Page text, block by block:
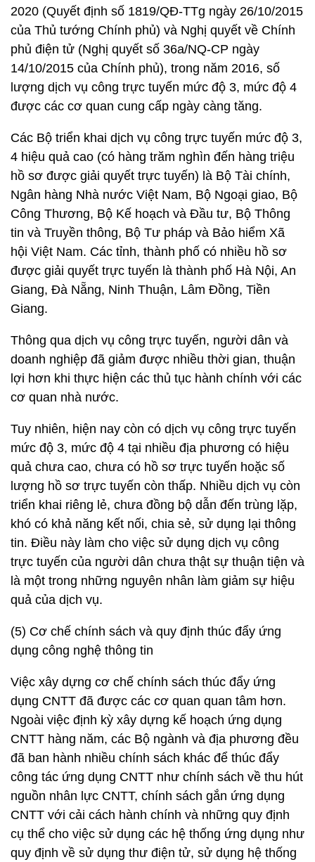
2020 (Quyết định số 1819/QĐ-TTg ngày 26/10/2015
của Thủ tướng Chính phủ) và Nghị quyết về Chính
phủ điện tử (Nghị quyết số 36a/NQ-CP ngày
14/10/2015 của Chính phủ), trong năm 2016, số
lượng dịch vụ công trực tuyến mức độ 3, mức độ 4
được các cơ quan cung cấp ngày càng tăng.
Các Bộ triển khai dịch vụ công trực tuyến mức độ 3,
4 hiệu quả cao (có hàng trăm nghìn đến hàng triệu
hồ sơ được giải quyết trực tuyến) là Bộ Tài chính,
Ngân hàng Nhà nước Việt Nam, Bộ Ngoại giao, Bộ
Công Thương, Bộ Kế hoạch và Đầu tư, Bộ Thông
tin và Truyền thông, Bộ Tư pháp và Bảo hiểm Xã
hội Việt Nam. Các tỉnh, thành phố có nhiều hồ sơ
được giải quyết trực tuyến là thành phố Hà Nội, An
Giang, Đà Nẵng, Ninh Thuận, Lâm Đồng, Tiền
Giang.
Thông qua dịch vụ công trực tuyến, người dân và
doanh nghiệp đã giảm được nhiều thời gian, thuận
lợi hơn khi thực hiện các thủ tục hành chính với các
cơ quan nhà nước.
Tuy nhiên, hiện nay còn có dịch vụ công trực tuyến
mức độ 3, mức độ 4 tại nhiều địa phương có hiệu
quả chưa cao, chưa có hồ sơ trực tuyến hoặc số
lượng hồ sơ trực tuyến còn thấp. Nhiều dịch vụ còn
triển khai riêng lẻ, chưa đồng bộ dẫn đến trùng lặp,
khó có khả năng kết nối, chia sẻ, sử dụng lại thông
tin. Điều này làm cho việc sử dụng dịch vụ công
trực tuyến của người dân chưa thật sự thuận tiện và
là một trong những nguyên nhân làm giảm sự hiệu
quả của dịch vụ.
(5) Cơ chế chính sách và quy định thúc đẩy ứng
dụng công nghệ thông tin
Việc xây dựng cơ chế chính sách thúc đẩy ứng
dụng CNTT đã được các cơ quan quan tâm hơn.
Ngoài việc định kỳ xây dựng kế hoạch ứng dụng
CNTT hàng năm, các Bộ ngành và địa phương đều
đã ban hành nhiều chính sách khác để thúc đẩy
công tác ứng dụng CNTT như chính sách về thu hút
nguồn nhân lực CNTT, chính sách gắn ứng dụng
CNTT với cải cách hành chính và những quy định
cụ thể cho việc sử dụng các hệ thống ứng dụng như
quy định về sử dụng thư điện tử, sử dụng hệ thống